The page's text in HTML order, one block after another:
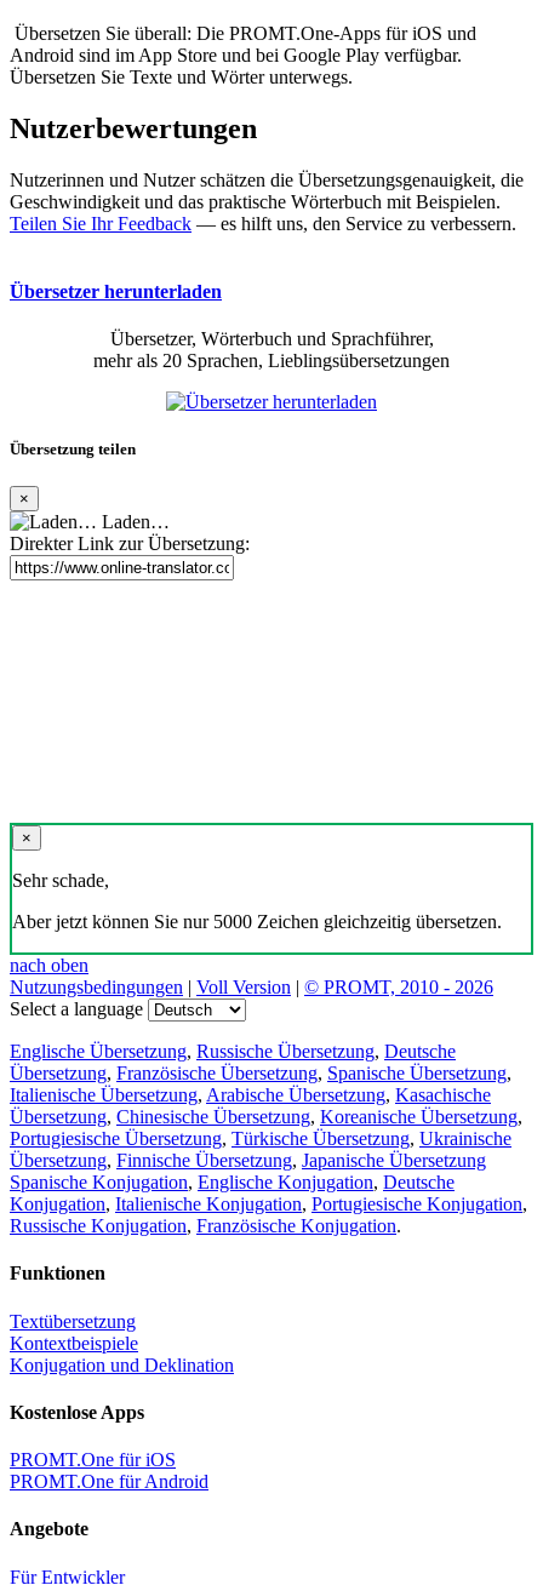
Übersetzen Sie überall: Die PROMT.One-Apps für iOS und
Android sind im App Store und bei Google Play verfügbar.
Übersetzen Sie Texte und Wörter unterwegs.
Nutzerbewertungen
Nutzerinnen und Nutzer schätzen die Übersetzungsgenauigkeit, die
Geschwindigkeit und das praktische Wörterbuch mit Beispielen.
Teilen Sie Ihr Feedback — es hilft uns, den Service zu verbessern.
Übersetzer herunterladen
Übersetzer, Wörterbuch und Sprachführer,
mehr als 20 Sprachen, Lieblingsübersetzungen
Übersetzung teilen
×
Laden…
Direkter Link zur Übersetzung:
×
Sehr schade,
Aber jetzt können Sie nur 5000 Zeichen gleichzeitig übersetzen.
nach oben
Nutzungsbedingungen | Voll Version | © PROMT, 2010 - 2026
Select a language
Englische Übersetzung, Russische Übersetzung, Deutsche
Übersetzung, Französische Übersetzung, Spanische Übersetzung,
Italienische Übersetzung, Arabische Übersetzung, Kasachische
Übersetzung, Chinesische Übersetzung, Koreanische Übersetzung,
Portugiesische Übersetzung, Türkische Übersetzung, Ukrainische
Übersetzung, Finnische Übersetzung, Japanische Übersetzung
Spanische Konjugation, Englische Konjugation, Deutsche
Konjugation, Italienische Konjugation, Portugiesische Konjugation,
Russische Konjugation, Französische Konjugation.
Funktionen
Textübersetzung
Kontextbeispiele
Konjugation und Deklination
Kostenlose Apps
PROMT.One für iOS
PROMT.One für Android
Angebote
Für Entwickler